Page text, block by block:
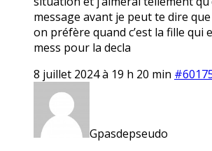
message avant je peut te dire
on préfère quand c’est la fille qui
mess pour la decla
8 juillet 2024 à 19 h 20 min
Gpasdepseudo